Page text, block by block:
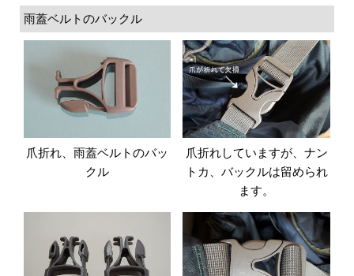
雨蓋ベルトのバックル
爪折れ、雨蓋ベルトのバッ
クル
爪折れしていますが、ナン
トカ、バックルは留められ
ます。